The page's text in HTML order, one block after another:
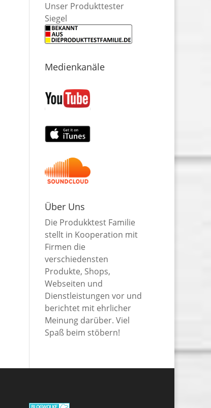
Unser Produkttester
Siegel
Medienkanäle
Über Uns
Die Produkktest Familie
stellt in Kooperation mit
Firmen die
verschiedensten
Produkte, Shops,
Webseiten und
Dienstleistungen vor und
berichtet mit ehrlicher
Meinung darüber. Viel
Spaß beim stöbern!